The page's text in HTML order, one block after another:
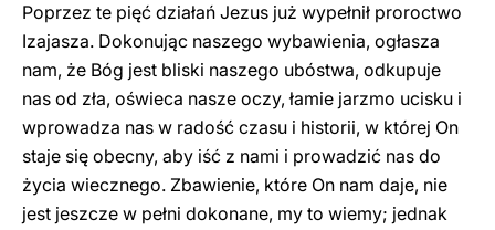
Poprzez te pięć działań Jezus już wypełnił proroctwo
Izajasza. Dokonując naszego wybawienia, ogłasza
nam, że Bóg jest bliski naszego ubóstwa, odkupuje
nas od zła, oświeca nasze oczy, łamie jarzmo ucisku i
wprowadza nas w radość czasu i historii, w której On
staje się obecny, aby iść z nami i prowadzić nas do
życia wiecznego. Zbawienie, które On nam daje, nie
jest jeszcze w pełni dokonane, my to wiemy; jednak